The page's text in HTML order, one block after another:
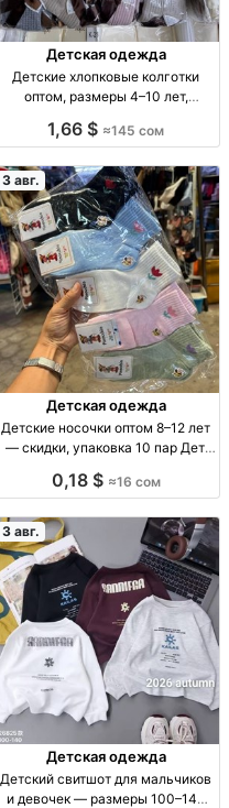
Детская одежда
Детские хлопковые колготки
оптом, размеры 4–10 лет,
колготки, р-р 4–10 лет, разн.
1,66 $ ≈145 сом
3 авг.
Детская одежда
Детские носочки оптом 8–12 лет
— скидки, упаковка 10 пар Дет.
16 сом
0,18 $ ≈16 сом
3 авг.
Детская одежда
Детский свитшот для мальчиков
и девочек — размеры 100–140